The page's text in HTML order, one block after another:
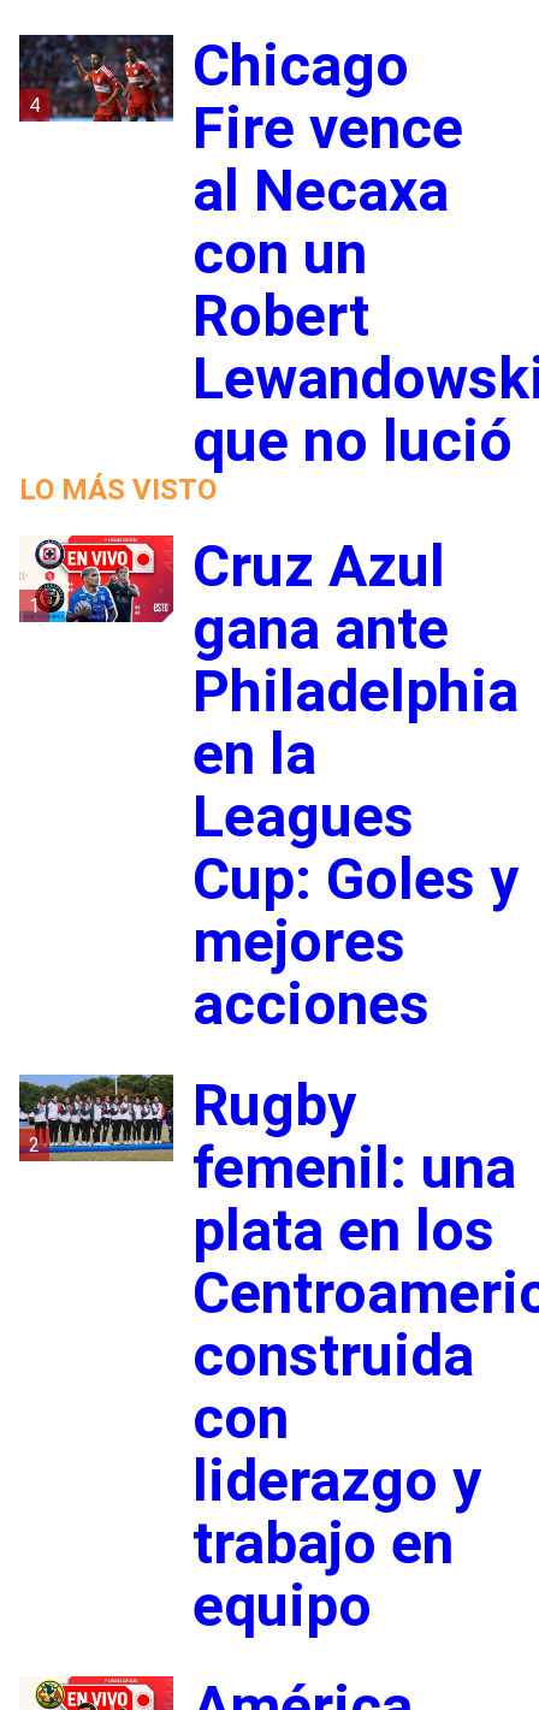
4
Chicago
Fire vence
al Necaxa
con un
Robert
que no lució
LO MÁS VISTO
1
Cruz Azul
gana ante
Philadelphia
en la
Leagues
Cup: Goles y
mejores
acciones
2
Rugby
femenil: una
plata en los
construida
con
liderazgo y
trabajo en
equipo